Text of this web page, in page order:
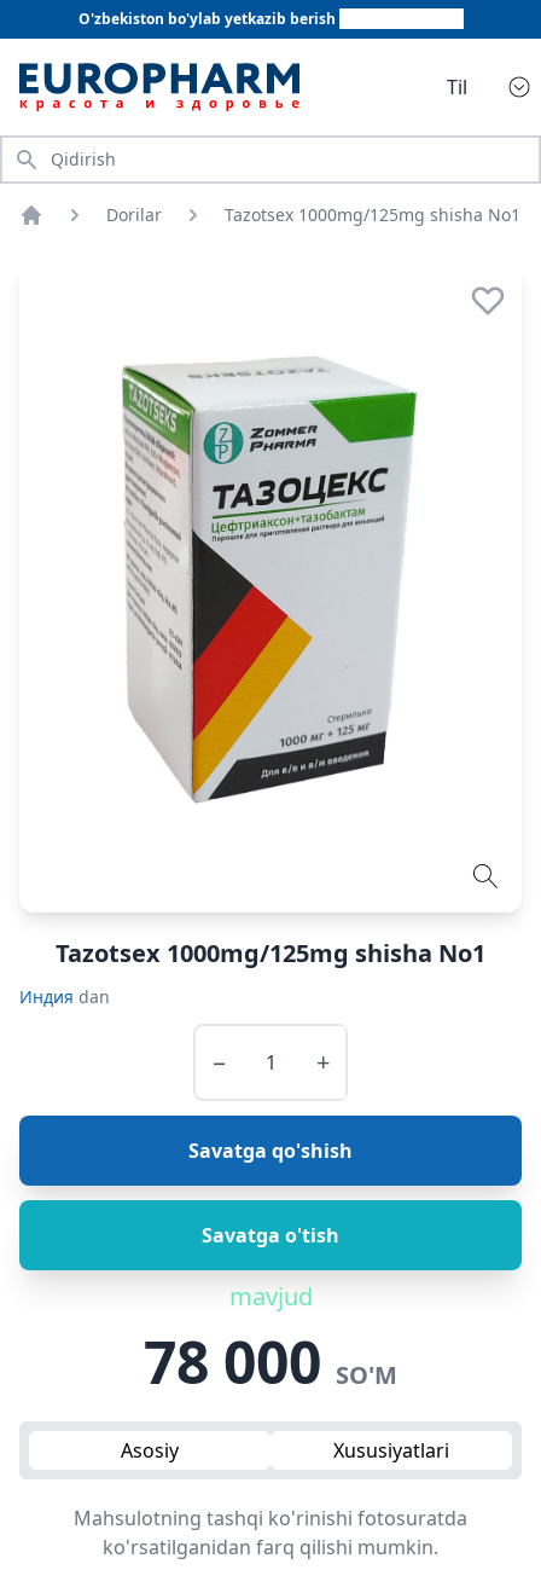
O'zbekiston bo'ylab yetkazib berish
Til
Qidirish
Dorilar Tazotsex 1000mg/125mg shisha No1
Tazotsex 1000mg/125mg shisha No1
Индия dan
− +
Savatga qo'shish
Savatga o'tish
mavjud
78 000 SO'M
Asosiy Xususiyatlari
Mahsulotning tashqi ko'rinishi fotosuratda
ko'rsatilganidan farq qilishi mumkin.